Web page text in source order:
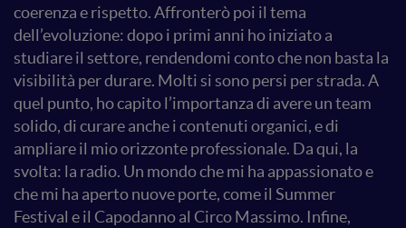
coerenza e rispetto. Affronterò poi il tema
dell’evoluzione: dopo i primi anni ho iniziato a
studiare il settore, rendendomi conto che non basta la
visibilità per durare. Molti si sono persi per strada. A
quel punto, ho capito l’importanza di avere un team
solido, di curare anche i contenuti organici, e di
ampliare il mio orizzonte professionale. Da qui, la
svolta: la radio. Un mondo che mi ha appassionato e
che mi ha aperto nuove porte, come il Summer
Festival e il Capodanno al Circo Massimo. Infine,